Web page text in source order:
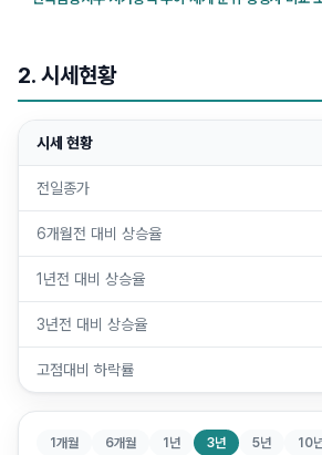
2. 시세현황
시세 현황
전일종가
6개월전 대비 상승율
1년전 대비 상승율
3년전 대비 상승율
고점대비 하락률
1개월 6개월 1년 3년 5년 10